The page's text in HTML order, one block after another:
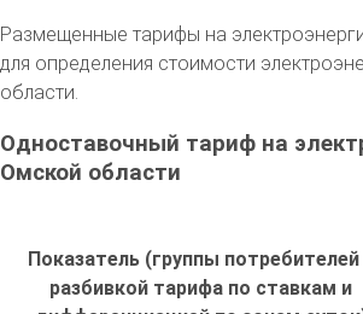
Размещенные тарифы на
для определения стоимости
области.
Одноставочный тариф на
Омской области
Показатель (группы потребителей
разбивкой тарифа по ставкам и